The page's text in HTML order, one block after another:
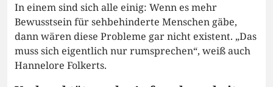
In einem sind sich alle einig: Wenn es mehr
Bewusstsein für sehbehinderte Menschen gäbe,
dann wären diese Probleme gar nicht existent. „Das
muss sich eigentlich nur rumsprechen“, weiß auch
Hannelore Folkerts.